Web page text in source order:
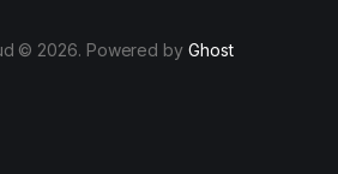
© 2026. Powered by Ghost